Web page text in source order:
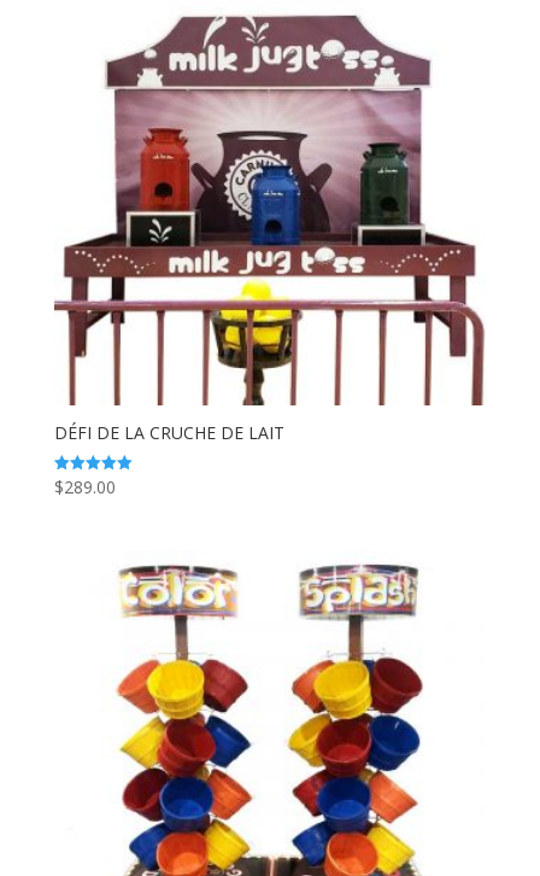
DÉFI DE LA CRUCHE DE LAIT
Note
5.00
$289.00